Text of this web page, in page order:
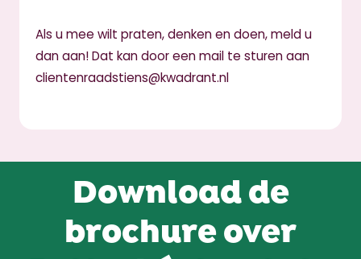
Als u mee wilt praten, denken en doen, meld u
dan aan! Dat kan door een mail te sturen aan
clientenraadstiens@kwadrant.nl
Download de
brochure over